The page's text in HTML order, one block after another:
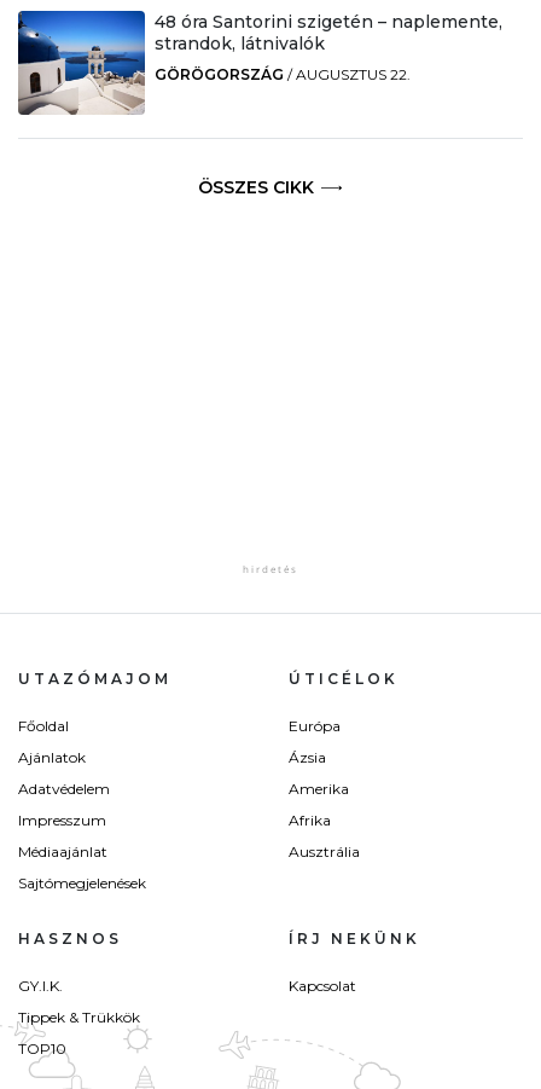
48 óra Santorini szigetén – naplemente,
strandok, látnivalók
GÖRÖGORSZÁG /AUGUSZTUS 22.
ÖSSZES CIKK
UTAZÓMAJOM
Főoldal
Ajánlatok
Adatvédelem
Impresszum
Médiaajánlat
Sajtómegjelenések
ÚTICÉLOK
Európa
Ázsia
Amerika
Afrika
Ausztrália
HASZNOS
GY.I.K.
Tippek & Trükkök
TOP10
ÍRJ NEKÜNK
Kapcsolat